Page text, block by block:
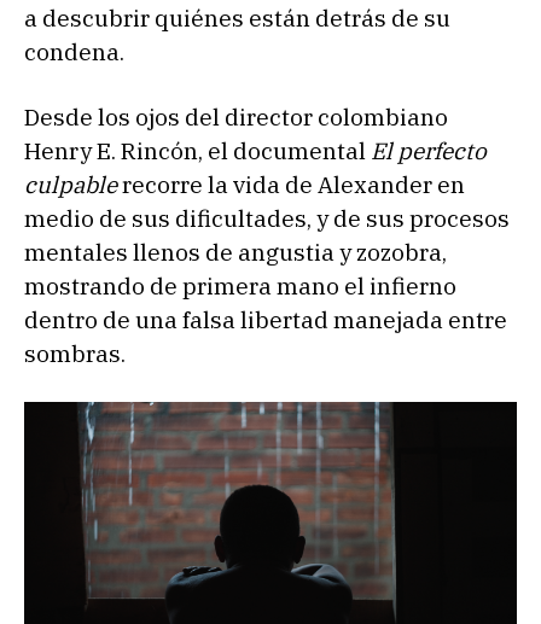
a descubrir quiénes están detrás de su
condena.
Desde los ojos del director colombiano
Henry E. Rincón, el documental El perfecto
culpablerecorre la vida de Alexander en
medio de sus dificultades, y de sus procesos
mentales llenos de angustia y zozobra,
mostrando de primera mano el infierno
dentro de una falsa libertad manejada entre
sombras.